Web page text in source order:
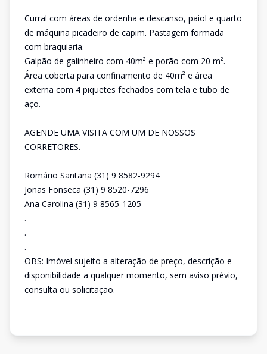
Curral com áreas de ordenha e descanso, paiol e quarto
de máquina picadeiro de capim. Pastagem formada
com braquiaria.
Galpão de galinheiro com 40m² e porão com 20 m².
Área coberta para confinamento de 40m² e área
externa com 4 piquetes fechados com tela e tubo de
aço.
AGENDE UMA VISITA COM UM DE NOSSOS
CORRETORES.
Romário Santana (31) 9 8582-9294
Jonas Fonseca (31) 9 8520-7296
Ana Carolina (31) 9 8565-1205
.
.
.
OBS: Imóvel sujeito a alteração de preço, descrição e
disponibilidade a qualquer momento, sem aviso prévio,
consulta ou solicitação.